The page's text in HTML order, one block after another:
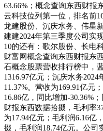
63.66%；概念查询东西财报
云科技位列第一位，排名前
龙建股份、沉庆水务、伟星
建建2024年第三季度公司实
10的还有：歌尔股份、长电
财富网概念查询东西财报东
石概念股票营收排行榜中，
1316.97亿元；沉庆水务
11.37%。营收为169.91亿元
16.86亿，同比增加-30.36%
财报东西数据拾掇，毛利率
为17.94亿元；毛利润6.16亿
掇，毛利润18.74亿元。公司